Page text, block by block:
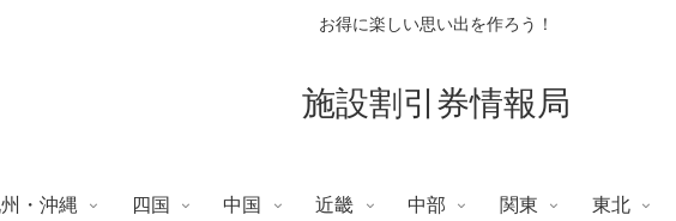
お得に楽しい思い出を作ろう！
施設割引券情報局
・沖縄 四国 中国 近畿 中部 関東 東北